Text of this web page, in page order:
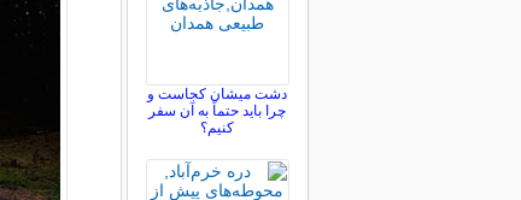
دشت میشان کجاست و
چرا باید حتماً به آن سفر
کنیم؟